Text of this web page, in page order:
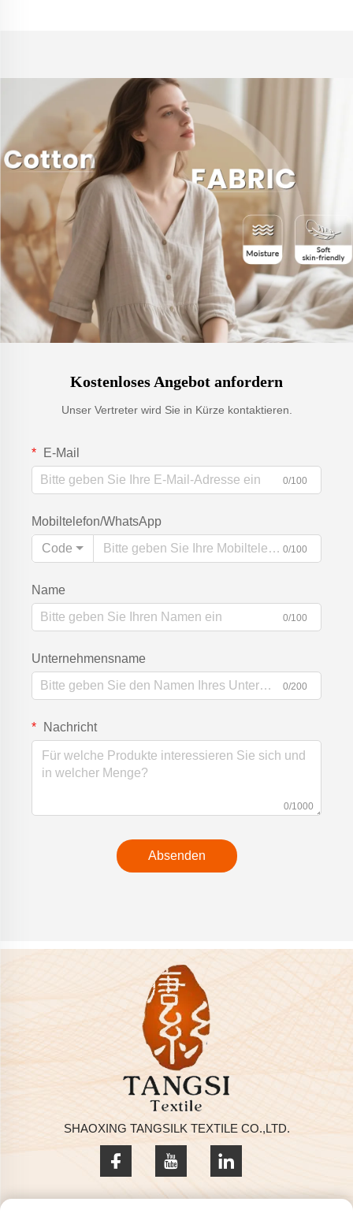
Kostenloses Angebot anfordern
Unser Vertreter wird Sie in Kürze kontaktieren.
E-Mail
0/100
Mobiltelefon/WhatsApp
Code
0/100
Name
0/100
Unternehmensname
0/200
Nachricht
0/1000
Absenden
SHAOXING TANGSILK TEXTILE CO.,LTD.